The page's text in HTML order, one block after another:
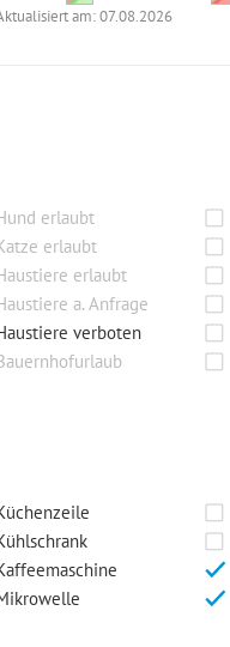
am: 07.08.2026
erlaubt
erlaubt
erlaubt
a. Anfrage
verboten